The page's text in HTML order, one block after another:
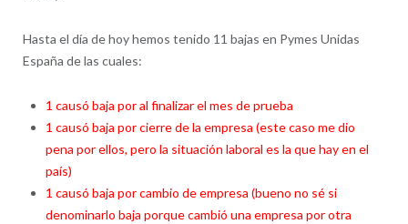
Hasta el día de hoy hemos tenido 11 bajas en Pymes Unidas
España de las cuales:
1 causó baja por al finalizar el mes de prueba
1 causó baja por cierre de la empresa (este caso me dio
pena por ellos, pero la situación laboral es la que hay en el
país)
1 causó baja por cambio de empresa (bueno no sé si
denominarlo baja porque cambió una empresa por otra